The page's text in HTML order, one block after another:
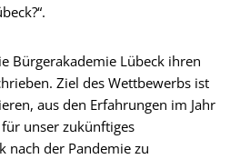
Bürgerakademie Lübeck ihren
Ziel des Wettbewerbs ist
aus den Erfahrungen im Jahr
unser zukünftiges
nach der Pandemie zu